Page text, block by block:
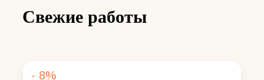
Свежие работы
- 8%